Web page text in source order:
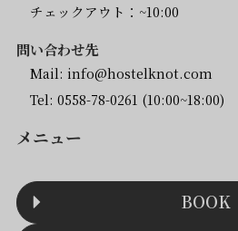
チェックアウト：~10:00
問い合わせ先
Mail: info@hostelknot.com
Tel: 0558-78-0261 (10:00~18:00)
メニュー
BOOK